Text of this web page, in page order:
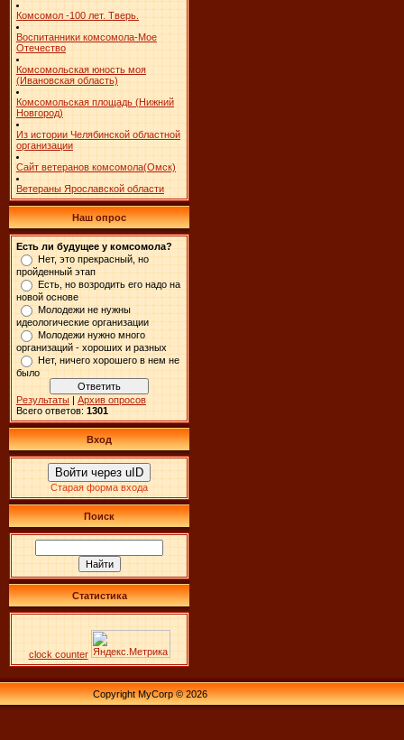
Комсомол -100 лет. Тверь.
Воспитанники комсомола-Мое
Отечество
Комсомольская юность моя
(Ивановская область)
Комсомольская площадь (Нижний
Новгород)
Из истории Челябинской областной
организации
Сайт ветеранов комсомола(Омск)
Ветераны Ярославской области
Наш опрос
Есть ли будущее у комсомола?
Нет, это прекрасный, но
пройденный этап
Есть, но возродить его надо на
новой основе
Молодежи не нужны
идеологические организации
Молодежи нужно много
организаций - хороших и разных
Нет, ничего хорошего в нем не
было
Результаты | Архив опросов
Всего ответов: 1301
Вход
Войти через uID
Старая форма входа
Поиск
Статистика
clock counter
Copyright MyCorp © 2026